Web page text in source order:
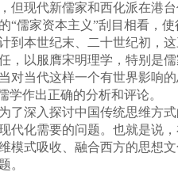
但现代新儒家和西化派在港
儒家资本主义”刮目相看，
本世纪末、二十世纪初，
以服膺宋明理学，特别是
对当代这样一个有世界影响
作出正确的分析和评论。
深入探讨中国传统思维方
代化需要的问题。也就是说
模式吸收、融合西方的思想
。